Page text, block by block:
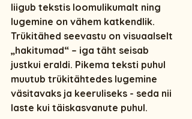
liigub tekstis loomulikumalt ning
lugemine on vähem katkendlik.
Trükitähed seevastu on visuaalselt
„hakitumad“ – iga täht seisab
justkui eraldi. Pikema teksti puhul
muutub trükitähtedes lugemine
väsitavaks ja keeruliseks - seda nii
laste kui täiskasvanute puhul.